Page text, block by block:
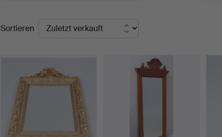
Endpreise
Sortieren